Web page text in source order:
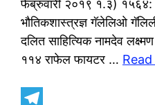
फेब्रुवारी २०१९ १.३) १५६४:
भौतिकशास्त्रज्ञ गॅलेलिओ
दलित साहित्यिक नामदेव
११४ राफेल फायटर …